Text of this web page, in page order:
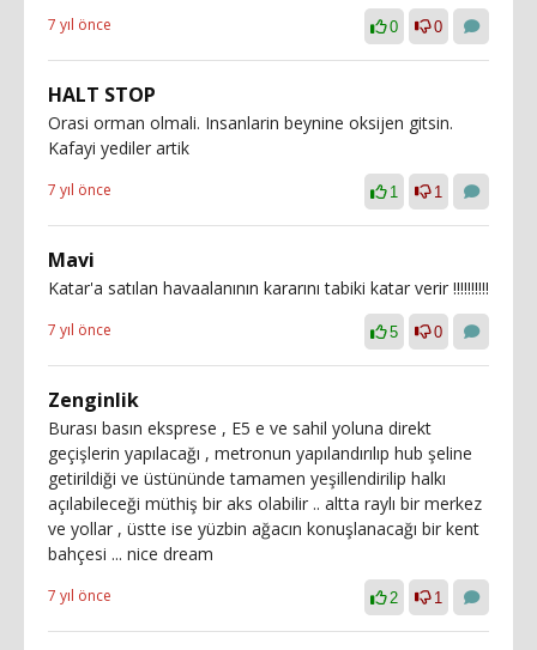
7 yıl önce 0 0
HALT STOP
Orasi orman olmali. Insanlarin beynine oksijen gitsin.
Kafayi yediler artik
7 yıl önce 1 1
Mavi
Katar'a satılan havaalanının kararını tabiki katar verir ‼️‼️‼️‼️‼️
7 yıl önce 5 0
Zenginlik
Burası basın eksprese , E5 e ve sahil yoluna direkt
geçişlerin yapılacağı , metronun yapılandırılıp hub şeline
getirildiği ve üstününde tamamen yeşillendirilip halkı
açılabileceği müthiş bir aks olabilir .. altta raylı bir merkez
ve yollar , üstte ise yüzbin ağacın konuşlanacağı bir kent
bahçesi ... nice dream
7 yıl önce 2 1